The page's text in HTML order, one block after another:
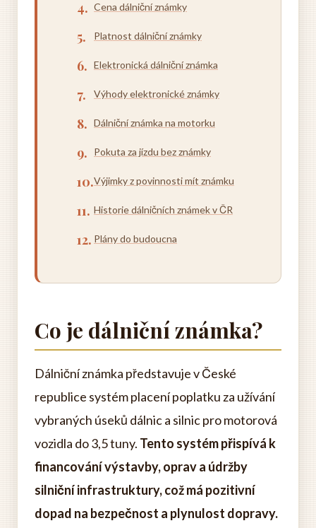
Cena dálniční známky
Platnost dálniční známky
Elektronická dálniční známka
Výhody elektronické známky
Dálniční známka na motorku
Pokuta za jízdu bez známky
Výjimky z povinnosti mít známku
Historie dálničních známek v ČR
Plány do budoucna
Co je dálniční známka?
Dálniční známka představuje v České
republice systém placení poplatku za užívání
vybraných úseků dálnic a silnic pro motorová
vozidla do 3,5 tuny. Tento systém přispívá k
financování výstavby, oprav a údržby
silniční infrastruktury, což má pozitivní
dopad na bezpečnost a plynulost dopravy.